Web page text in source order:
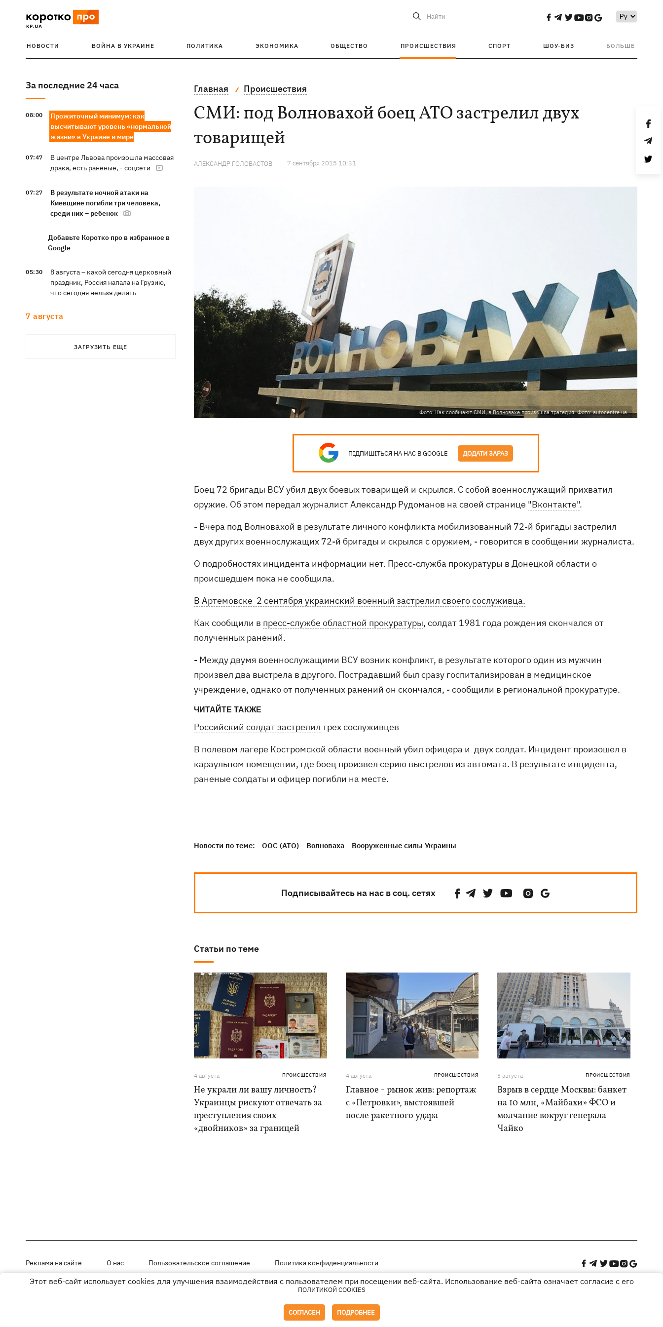
Найти
НОВОСТИ ВОЙНА В УКРАИНЕ ПОЛИТИКА ЭКОНОМИКА ОБЩЕСТВО ПРОИСШЕСТВИЯ СПОРТ ШОУ-БИЗ БОЛЬШЕ
За последние 24 часа
08:00
Прожиточный минимум: как
высчитывают уровень «нормальной
жизни» в Украине и мире
07:47
В центре Львова произошла массовая
драка, есть раненые, - соцсети
07:27
В результате ночной атаки на
Киевщине погибли три человека,
среди них – ребенок
Добавьте Коротко про в избранное в
Google
05:30
8 августа – какой сегодня церковный
праздник, Россия напала на Грузию,
что сегодня нельзя делать
7 августа
Оли Поляковой с призывами
ЗАГРУЗИТЬ ЕЩЕ
Главная Происшествия
СМИ: под Волновахой боец АТО застрелил двух
товарищей
АЛЕКСАНДР ГОЛОВАСТОВ 7 сентября 2015 10:31
Фото: Как сообщают СМИ, в Волновахе произошла трагедия. Фото: autocentre.ua
ПІДПИШІТЬСЯ НА НАС В GOOGLE ДОДАТИ ЗАРАЗ
Боец 72 бригады ВСУ убил двух боевых товарищей и скрылся. С собой военнослужащий прихватил
оружие. Об этом передал журналист Александр Рудоманов на своей странице "Вконтакте".
- Вчера под Волновахой в результате личного конфликта мобилизованный 72-й бригады застрелил
двух других военнослужащих 72-й бригады и скрылся с оружием, - говорится в сообщении журналиста.
О подробностях инцидента информации нет. Пресс-служба прокуратуры в Донецкой области о
происшедшем пока не сообщила.
В Артемовске 2 сентября украинский военный застрелил своего сослуживца.
Как сообщили в пресс-службе областной прокуратуры, солдат 1981 года рождения скончался от
полученных ранений.
- Между двумя военнослужащими ВСУ возник конфликт, в результате которого один из мужчин
произвел два выстрела в другого. Пострадавший был сразу госпитализирован в медицинское
учреждение, однако от полученных ранений он скончался, - сообщили в региональной прокуратуре.
ЧИТАЙТЕ ТАКЖЕ
Российский солдат застрелил трех сослуживцев
В полевом лагере Костромской области военный убил офицера и двух солдат. Инцидент произошел в
караульном помещении, где боец произвел серию выстрелов из автомата. В результате инцидента,
раненые солдаты и офицер погибли на месте.
Новости по теме: ООС (АТО) Волноваха Вооруженные силы Украины
Подписывайтесь на нас в соц. сетях
Статьи по теме
4 августа ПРОИСШЕСТВИЯ
Не украли ли вашу личность?
Украинцы рискуют отвечать за
преступления своих
«двойников» за границей
4 августа ПРОИСШЕСТВИЯ
Главное - рынок жив: репортаж
с «Петровки», выстоявшей
после ракетного удара
3 августа ПРОИСШЕСТВИЯ
Взрыв в сердце Москвы: банкет
на 10 млн, «Майбахи» ФСО и
молчание вокруг генерала
Чайко
Реклама на сайте О нас Пользовательское соглашение Политика конфиденциальности
Материалы под рубриками «Новости компании», «PR» и «Факт» размещены на правах рекламы
Этот веб-сайт использует cookies для улучшения взаимодействия с пользователем при посещении веб-сайта. Использование веб-сайта означает согласие с его
ПОЛИТИКОЙ COOKIES
СОГЛАСЕН ПОДРОБНЕЕ